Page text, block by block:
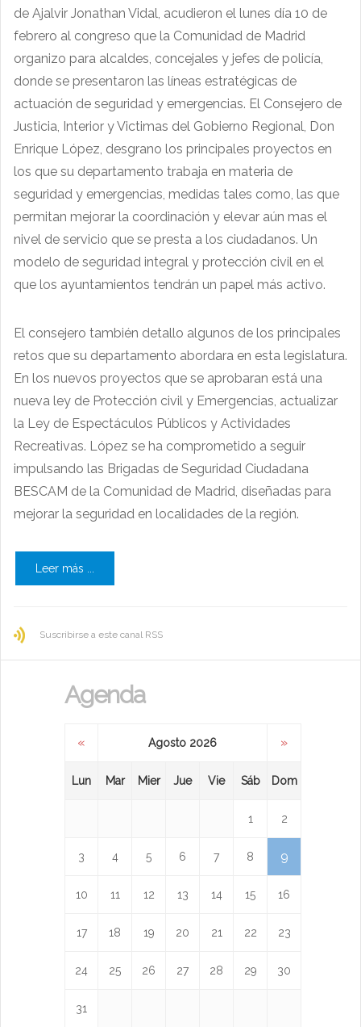
de Ajalvir Jonathan Vidal, acudieron el lunes día 10 de
febrero al congreso que la Comunidad de Madrid
organizo para alcaldes, concejales y jefes de policía,
donde se presentaron las líneas estratégicas de
actuación de seguridad y emergencias. El Consejero de
Justicia, Interior y Victimas del Gobierno Regional, Don
Enrique López, desgrano los principales proyectos en
los que su departamento trabaja en materia de
seguridad y emergencias, medidas tales como, las que
permitan mejorar la coordinación y elevar aún mas el
nivel de servicio que se presta a los ciudadanos. Un
modelo de seguridad integral y protección civil en el
que los ayuntamientos tendrán un papel más activo.
El consejero también detallo algunos de los principales
retos que su departamento abordara en esta legislatura.
En los nuevos proyectos que se aprobaran está una
nueva ley de Protección civil y Emergencias, actualizar
la Ley de Espectáculos Públicos y Actividades
Recreativas. López se ha comprometido a seguir
impulsando las Brigadas de Seguridad Ciudadana
BESCAM de la Comunidad de Madrid, diseñadas para
mejorar la seguridad en localidades de la región.
Leer más ...
Suscribirse a este canal RSS
Agenda
« Agosto 2026 »
Lun Mar Mier Jue Vie Sáb Dom
1 2
3 4 5 6 7 8 9
10 11 12 13 14 15 16
17 18 19 20 21 22 23
24 25 26 27 28 29 30
31